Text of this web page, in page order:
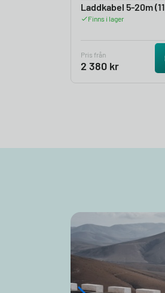
Laddkabel 5-20m
Finns i lager
Pris från
2 380 kr